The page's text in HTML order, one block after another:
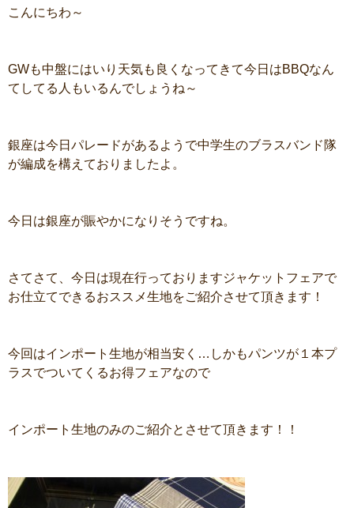
こんにちわ～
GWも中盤にはいり天気も良くなってきて今日はBBQなん
てしてる人もいるんでしょうね～
銀座は今日パレードがあるようで中学生のブラスバンド隊
が編成を構えておりましたよ。
今日は銀座が賑やかになりそうですね。
さてさて、今日は現在行っておりますジャケットフェアで
お仕立てできるおススメ生地をご紹介させて頂きます！
今回はインポート生地が相当安く…しかもパンツが１本プ
ラスでついてくるお得フェアなので
インポート生地のみのご紹介とさせて頂きます！！